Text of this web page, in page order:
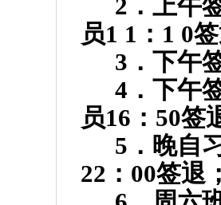
2 ．上午
员1 1 ： 1 0
3 ．下午
4 ．下午
员16 ： 50签
5 ．晚自
22 ： 00签退